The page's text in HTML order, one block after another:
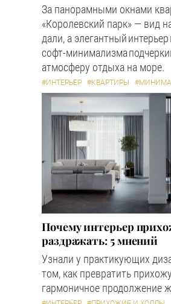
За панорамными окнами
«Королевский парк» — вид
дали, а элегантный интерьер
софт-минимализма
атмосферу отдыха на море.
#ИНТЕРЬЕР #КВАРТИРЫ
Почему интерьер
раздражать: 5 мнений
Узнали у практикующих
том, как превратить
гармоничное продолжение